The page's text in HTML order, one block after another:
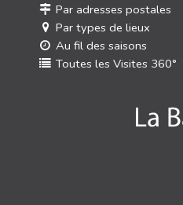
Par adresses postales
Par types de lieux
Au fil des saisons
Toutes les Visites 360°